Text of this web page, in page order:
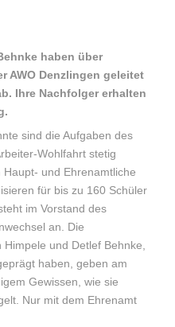
haben über
AWO Denzlingen geleitet
Ihre Nachfolger erhalten
sind die Aufgaben des
Wohlfahrt stetig
und Ehrenamtliche
für bis zu 160 Schüler
im Vorstand des
an. Die
und Detlef Behnke,
haben, geben am
Gewissen, wie sie
Nur mit dem Ehrenamt